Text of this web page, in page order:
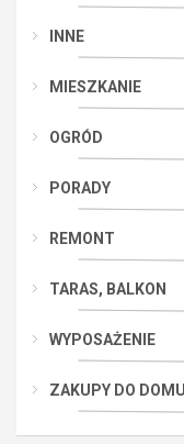
INNE
MIESZKANIE
OGRÓD
PORADY
REMONT
TARAS, BALKON
WYPOSAŻENIE
ZAKUPY DO DOMU